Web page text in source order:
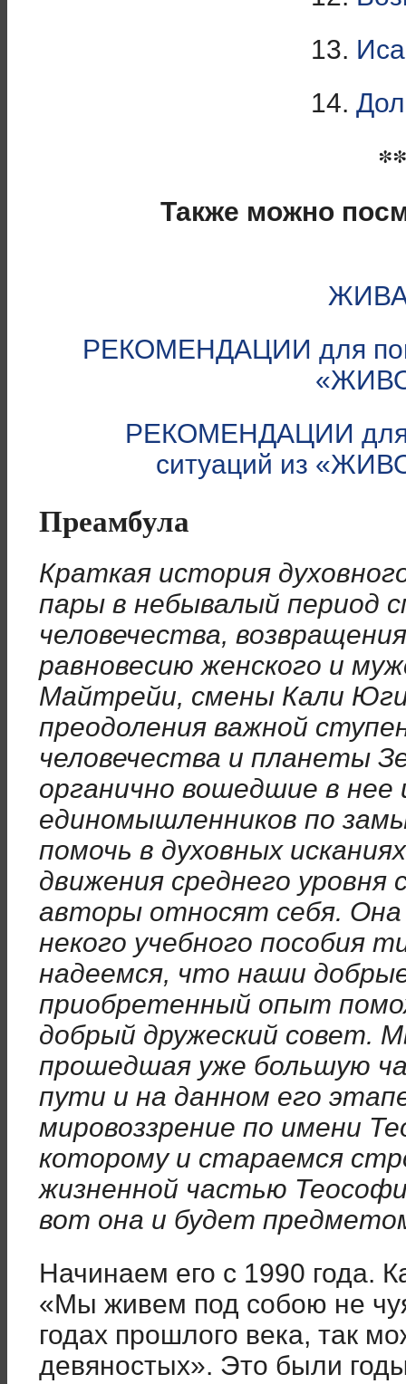
13.
14.
Также можно
РЕКОМЕНДАЦИИ для
РЕКОМЕНДАЦИИ для
ситуаций из
Преамбула
Краткая история
пары в небывалый период
человечества,
равновесию женского и
Майтрейи, смены Кали
преодоления важной
человечества и планеты
органично вошедшие в нее
единомышленников по
помочь в духовных
движения среднего уровня
авторы относят себя.
некого учебного пособия
надеемся, что наши
приобретенный опыт
добрый дружеский совет.
прошедшая уже большую
пути и на данном его
мировоззрение по имени
которому и стараемся
жизненной частью
вот она и будет
Начинаем его с 1990 года.
«Мы живем под собою не
годах прошлого века, так
девяностых». Это были